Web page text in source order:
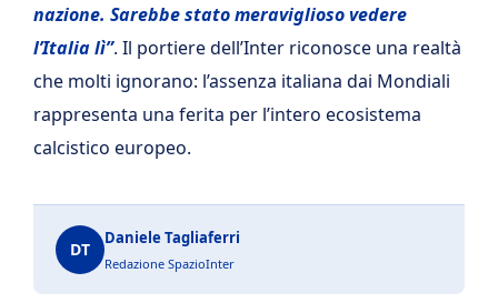
nazione. Sarebbe stato meraviglioso vedere
l’Italia lì”. Il portiere dell’Inter riconosce una realtà
che molti ignorano: l’assenza italiana dai Mondiali
rappresenta una ferita per l’intero ecosistema
calcistico europeo.
DT
Daniele Tagliaferri
Redazione SpazioInter